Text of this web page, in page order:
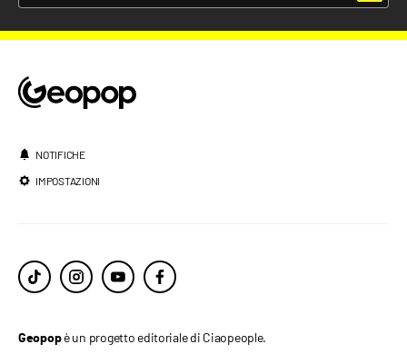
NOTIFICHE
IMPOSTAZIONI
Geopopè un progetto editoriale di Ciaopeople.